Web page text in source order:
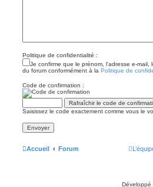
Politique de confidentialité :
Je confirme que le prénom, l‘adresse e-
du forum conformément à la Politique de
Code de confirmation :
Saisissez le code exactement comme vous le
Accueil Forum
Développé